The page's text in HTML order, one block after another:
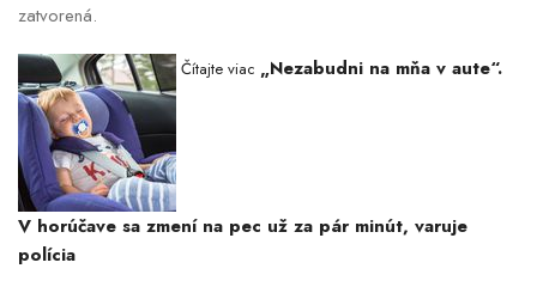
zatvorená.
Čítajte viac „Nezabudni na mňa v aute“.
V horúčave sa zmení na pec už za pár minút, varuje
polícia